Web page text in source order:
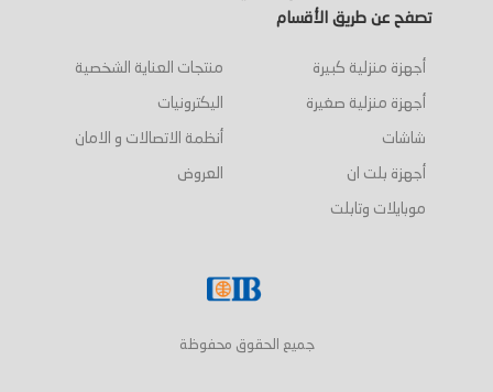
تصفح عن طريق الأقسام
أجهزة منزلية كبيرة
أجهزة منزلية صغيرة
شاشات
أجهزة بلت ان
موبايلات وتابلت
منتجات العناية الشخصية
اليكترونيات
أنظمة الاتصالات و الامان
العروض
جميع الحقوق محفوظة